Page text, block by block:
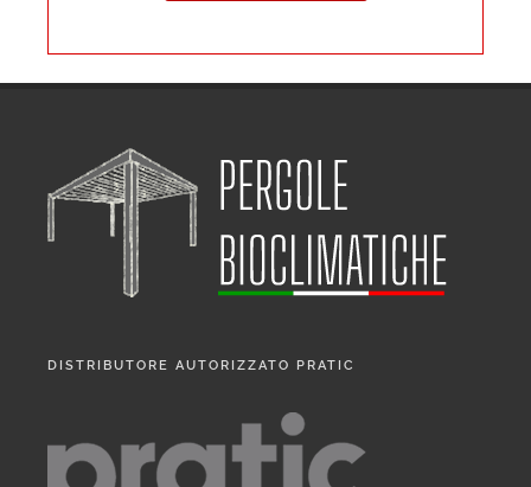
DISTRIBUTORE AUTORIZZATO PRATIC